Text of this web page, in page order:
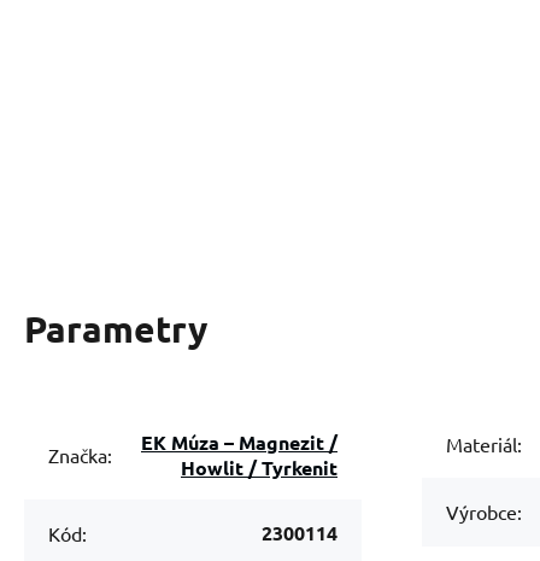
Parametry
Značka:
EK Múza – Magnezit /
Howlit / Tyrkenit
Kód: 2300114
Materiál:
Výrobce: